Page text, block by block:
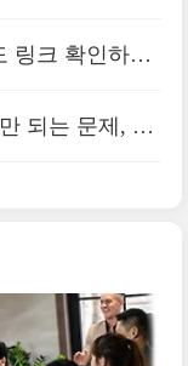
링크 확인하는
되는 문제, H